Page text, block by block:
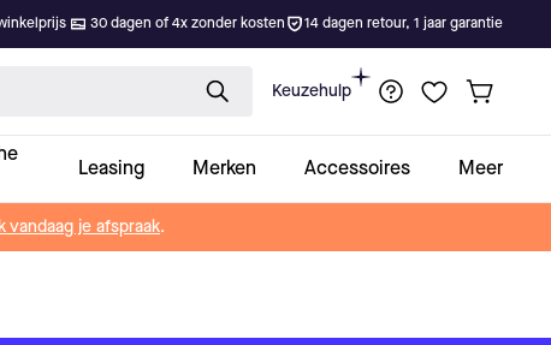
30 dagen of 4x zonder kosten 14 dagen retour, 1 jaar garantie
Keuzehulp
Leasing Merken Accessoires Meer
vandaag je afspraak.